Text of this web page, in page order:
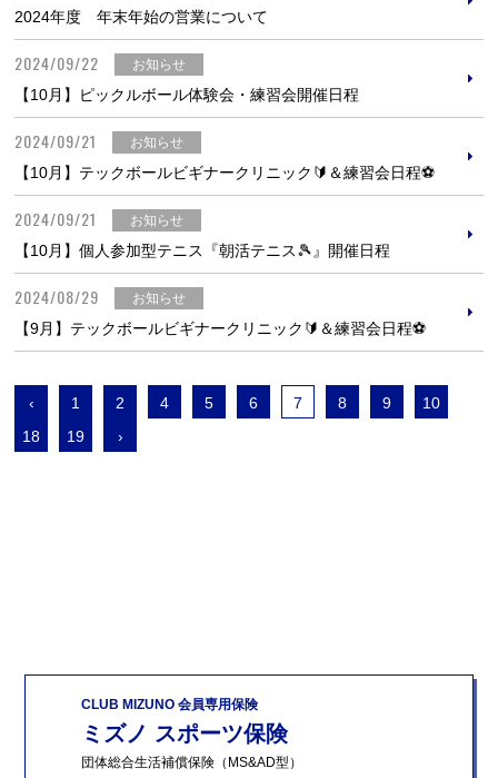
2024年度 年末年始の営業について
2024/09/22 お知らせ
【10月】ピックルボール体験会・練習会開催日程
2024/09/21 お知らせ
【10月】テックボールビギナークリニック🔰＆練習会日程⚽
2024/09/21 お知らせ
【10月】個人参加型テニス『朝活テニス🎾』開催日程
2024/08/29 お知らせ
【9月】テックボールビギナークリニック🔰＆練習会日程⚽
‹ 1 2 4 5 6 7 8 9
10
18
19 ›
CLUB MIZUNO 会員専用保険
ミズノ スポーツ保険
団体総合生活補償保険（MS&AD型）